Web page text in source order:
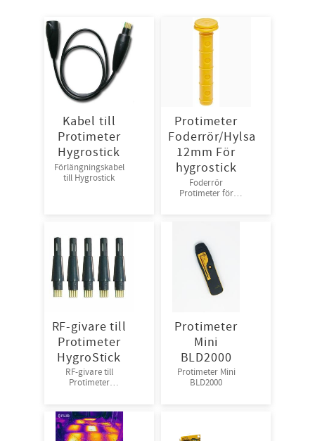
Kabel till
Protimeter
Hygrostick
Förlängningskabel
till Hygrostick
Protimeter
Foderrör/Hylsa
12mm För
hygrostick
Foderrör
Protimeter för
RF-givare till
Protimeter
HygroStick
RF-givare till
Protimeter
Protimeter
Mini
BLD2000
Protimeter Mini
BLD2000